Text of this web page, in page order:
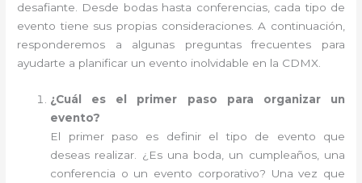
desafiante. Desde bodas hasta conferencias, cada tipo de
evento tiene sus propias consideraciones. A continuación,
responderemos a algunas preguntas frecuentes para
ayudarte a planificar un evento inolvidable en la CDMX.
¿Cuál es el primer paso para organizar un
evento?
El primer paso es definir el tipo de evento que
deseas realizar. ¿Es una boda, un cumpleaños, una
conferencia o un evento corporativo? Una vez que